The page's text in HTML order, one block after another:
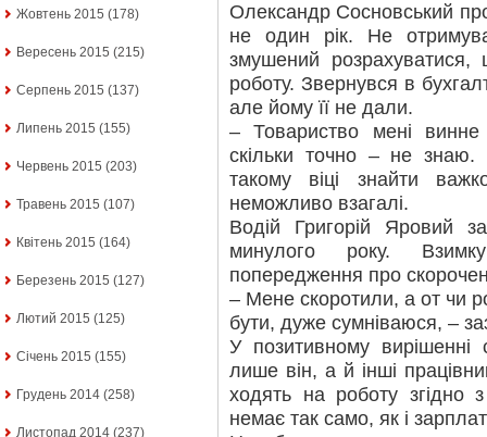
Жовтень 2015 (178)
Вересень 2015 (215)
Серпень 2015 (137)
Липень 2015 (155)
Червень 2015 (203)
Травень 2015 (107)
Квітень 2015 (164)
Березень 2015 (127)
Лютий 2015 (125)
Січень 2015 (155)
Грудень 2014 (258)
Листопад 2014 (237)
Олександр Сосновський
не один рік. Не
змушений розрахуватися,
роботу. Звернувся в
але йому її не дали.
– Товариство мені
скільки точно – не
такому віці знайти
неможливо взагалі.
Водій Григорій Яровий
минулого року.
попередження про
– Мене скоротили, а от чи
бути, дуже сумніваюся, –
У позитивному вирішенні
лише він, а й інші
ходять на роботу згідно
немає так само, як і